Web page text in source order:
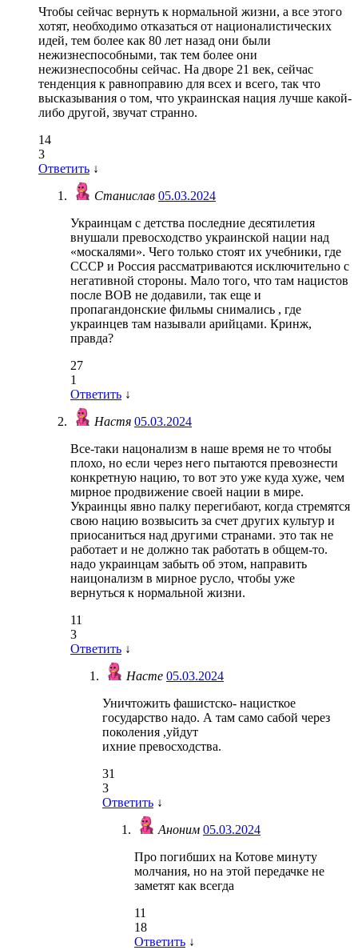
Чтобы сейчас вернуть к нормальной жизни, а все этого
хотят, необходимо отказаться от националистических
идей, тем более как 80 лет назад они были
нежизнеспособными, так тем более они
нежизнеспособны сейчас. На дворе 21 век, сейчас
тенденция к равноправию для всех и всего, так что
высказывания о том, что украинская нация лучше какой-
либо другой, звучат странно.
14
3
Ответить ↓
Станислав 05.03.2024
Украинцам с детства последние десятилетия
внушали превосходство украинской нации над
«москалями». Чего только стоят их учебники, где
СССР и Россия рассматриваются исключительно с
негативной стороны. Мало того, что там нацистов
после ВОВ не додавили, так еще и
пропагандонские фильмы снимались , где
украинцев там называли арийцами. Кринж,
правда?
27
1
Ответить ↓
Настя 05.03.2024
Все-таки нацонализм в наше время не то чтобы
плохо, но если через него пытаются превознести
конкретную нацию, то вот это уже куда хуже, чем
мирное продвижение своей нации в мире.
Украинцы явно палку перегибают, когда стремятся
свою нацию возвысить за счет других культур и
приосаниться над другими странами. это так не
работает и не должно так работать в общем-то.
надо украинцам забыть об этом, направить
наицонализм в мирное русло, чтобы уже
вернуться к нормальной жизни.
11
3
Ответить ↓
Насте 05.03.2024
Уничтожить фашистско- нацисткое
государство надо. А там само сабой через
поколения ,уйдут
ихние превосходства.
31
3
Ответить ↓
Аноним 05.03.2024
Про погибших на Котове минуту
молчания, но на этой передачке не
заметят как всегда
11
18
Ответить ↓